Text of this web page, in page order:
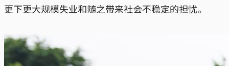
更下更大规模失业和随之带来社会不稳定的担忧。